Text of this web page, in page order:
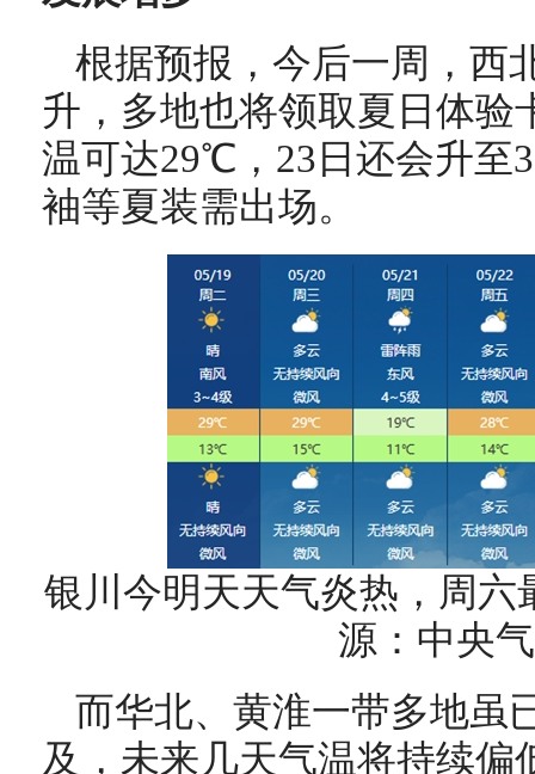
根据预报，今后一周，西
升，多地也将领取夏日体验
温可达29℃，23日还会升至
袖等夏装需出场。
银川今明天天气炎热，周
源：中央
而华北、黄淮一带多地虽
及，未来几天气温将持续偏